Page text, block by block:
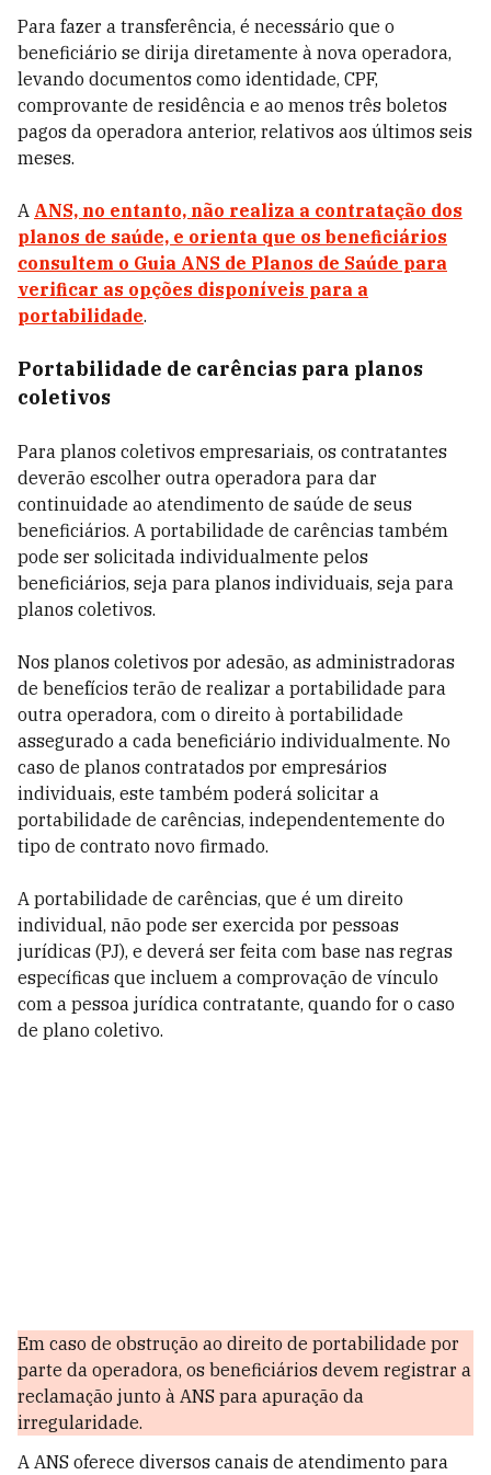
Para fazer a transferência, é necessário que o
beneficiário se dirija diretamente à nova operadora,
levando documentos como identidade, CPF,
comprovante de residência e ao menos três boletos
pagos da operadora anterior, relativos aos últimos seis
meses.
A ANS, no entanto, não realiza a contratação dos
planos de saúde, e orienta que os beneficiários
consultem o Guia ANS de Planos de Saúde para
verificar as opções disponíveis para a
portabilidade.
Portabilidade de carências para planos
coletivos
Para planos coletivos empresariais, os contratantes
deverão escolher outra operadora para dar
continuidade ao atendimento de saúde de seus
beneficiários. A portabilidade de carências também
pode ser solicitada individualmente pelos
beneficiários, seja para planos individuais, seja para
planos coletivos.
Nos planos coletivos por adesão, as administradoras
de benefícios terão de realizar a portabilidade para
outra operadora, com o direito à portabilidade
assegurado a cada beneficiário individualmente. No
caso de planos contratados por empresários
individuais, este também poderá solicitar a
portabilidade de carências, independentemente do
tipo de contrato novo firmado.
A portabilidade de carências, que é um direito
individual, não pode ser exercida por pessoas
jurídicas (PJ), e deverá ser feita com base nas regras
específicas que incluem a comprovação de vínculo
com a pessoa jurídica contratante, quando for o caso
de plano coletivo.
Em caso de obstrução ao direito de portabilidade por
parte da operadora, os beneficiários devem registrar a
reclamação junto à ANS para apuração da
irregularidade.
A ANS oferece diversos canais de atendimento para